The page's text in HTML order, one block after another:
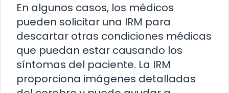
En algunos casos, los médicos
pueden solicitar una IRM para
descartar otras condiciones médicas
que puedan estar causando los
síntomas del paciente. La IRM
proporciona imágenes detalladas